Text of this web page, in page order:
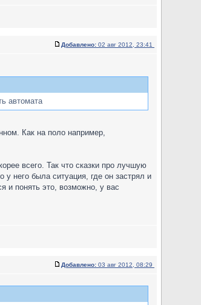
Добавлено: 02 авг 2012, 23:41
автомата
Как на поло например,
всего. Так что сказки про лучшую
него была ситуация, где он застрял и
и понять это, возможно, у вас
Добавлено: 03 авг 2012, 08:29